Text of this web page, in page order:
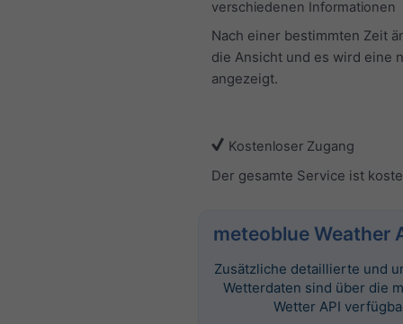
verschiedenen Informationen
Nach einer bestimmten Zeit
die Ansicht und es wird eine
angezeigt.
Kostenloser Zugang
Der gesamte Service ist
meteoblue Weather
Zusätzliche detaillierte und
Wetterdaten sind über die
Wetter API